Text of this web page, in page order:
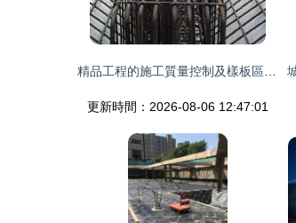
更新時間：2026-08-06 12:47:01